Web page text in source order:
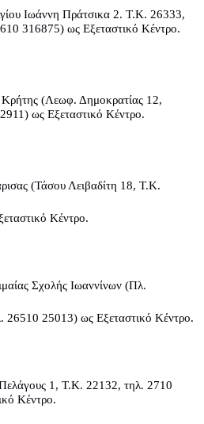
Ιωάννη Πράτσικα 2. Τ.Κ. 26333,
316875) ως Εξεταστικό Κέντρο.
(Λεωφ. Δημοκρατίας 12,
ως Εξεταστικό Κέντρο.
(Τάσου Λειβαδίτη 18, Τ.Κ.
Κέντρο.
Σχολής Ιωαννίνων (Πλ.
25013) ως Εξεταστικό Κέντρο.
1, Τ.Κ. 22132, τηλ. 2710
Κέντρο.